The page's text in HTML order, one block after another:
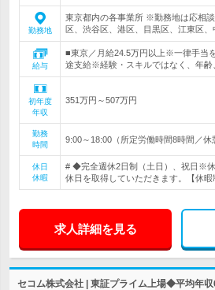
勤務地
東京都内の各事業所 ※勤務地は応相
区、渋谷区、港区、目黒区、江東区、
給与
■東京／月給24.5万円以上※一律手当
途支給※経験・スキルではなく、年齢
初年度
年収
351万円～507万円
勤務
時間
9:00～18:00（所定労働時間8時間／休
休日
休暇
# ◆完全週休2日制（土日）、祝日※
休日を取得していただきます。【休暇
求人詳細を見る
セコム株式会社 | 東証プライム上場◆平均年